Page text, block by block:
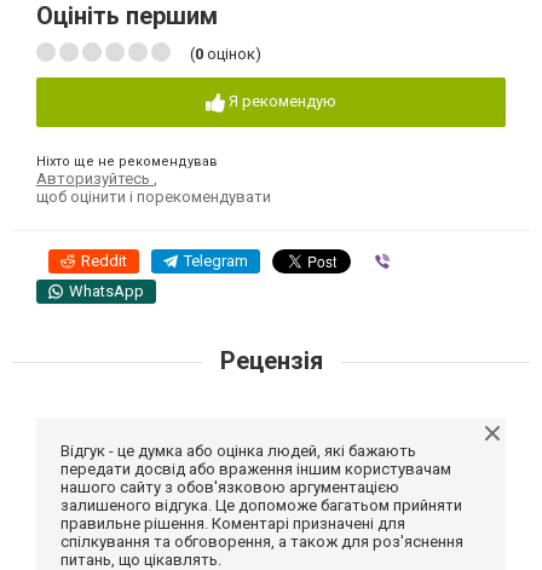
Оцініть першим
(0 оцінок)
Я рекомендую
Ніхто ще не рекомендував
Авторизуйтесь
щоб оцінити і порекомендувати
Reddit Telegram
WhatsApp
Рецензія
Відгук - це думка або оцінка людей, які бажають
передати досвід або враження іншим користувачам
нашого сайту з обов'язковою аргументацією
залишеного відгука. Це допоможе багатьом прийняти
правильне рішення. Коментарі призначені для
спілкування та обговорення, а також для роз'яснення
питань, що цікавлять.